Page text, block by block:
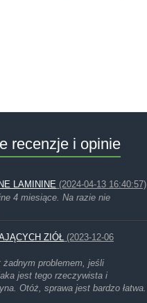
recenzje i opinie
LAMININE (2024-04-13 16:40:57)
4 miesiące. Na razie nie
ZIÓŁ (2023-12-06
żadnym problemem, jeśli
jest tego rzeczywista i
Otóż, sprawa jest bardzo łatwa.